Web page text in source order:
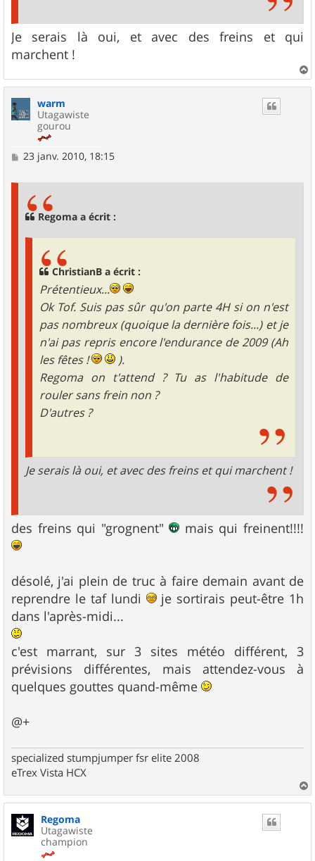
Je serais là oui, et avec des freins et qui
marchent !
a
warm
Utagawiste
gourou
M
23 janv. 2010, 18:15
Regoma a écrit :
ChristianB a écrit :
Prétentieux...
Ok Tof. Suis pas sûr qu'on parte 4H si on n'est
pas nombreux (quoique la dernière fois...) et je
n'ai pas repris encore l'endurance de 2009 (Ah
les fêtes !
).
Regoma on t'attend ? Tu as l'habitude de
rouler sans frein non ?
D'autres ?
Je serais là oui, et avec des freins et qui marchent !
des freins qui "grognent" mais qui freinent!!!!
désolé, j'ai plein de truc à faire demain avant de
reprendre le taf lundi
je sortirais peut-être 1h
dans l'après-midi...
c'est marrant, sur 3 sites météo différent, 3
prévisions différentes, mais attendez-vous à
quelques gouttes quand-même
@+
specialized stumpjumper fsr elite 2008
eTrex Vista HCX
a
Regoma
Utagawiste
champion